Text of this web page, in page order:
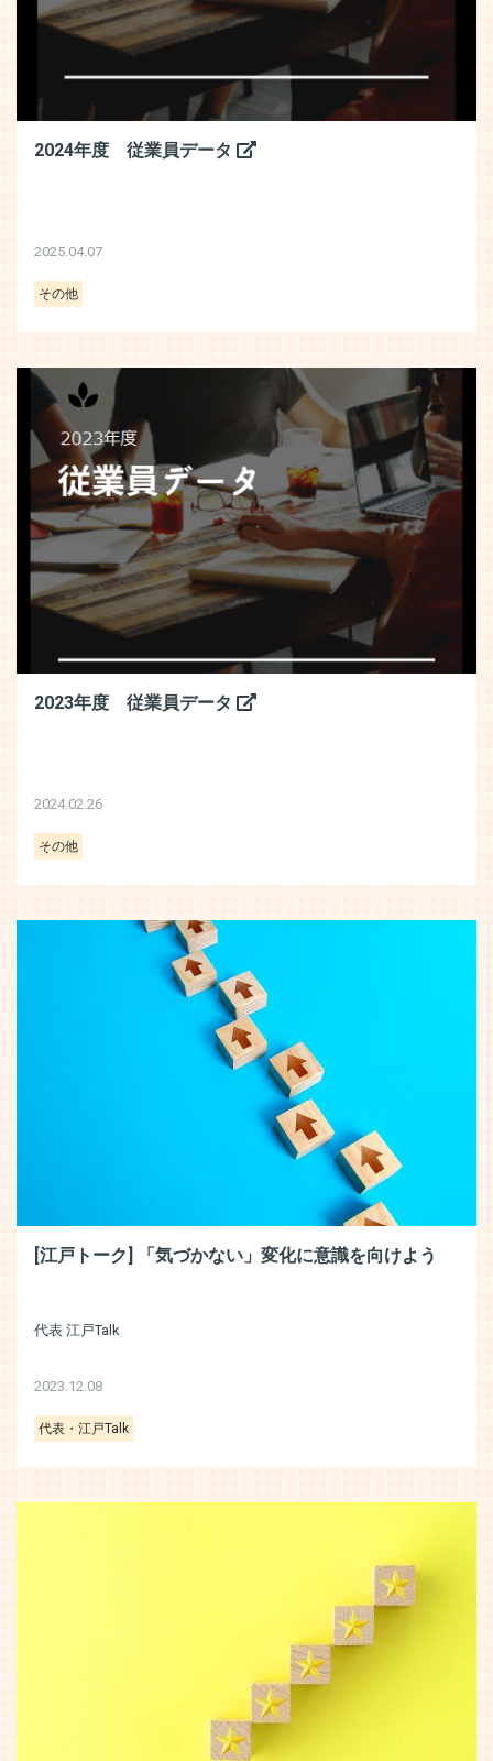
2024年度 従業員データ
2025.04.07
その他
2023年度 従業員データ
2024.02.26
その他
[江戸トーク] 「気づかない」変化に意識を向けよう
代表 江戸Talk
2023.12.08
代表・江戸Talk